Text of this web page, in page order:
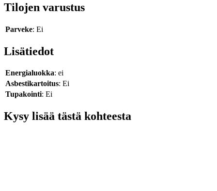
Tilojen varustus
Parveke: Ei
Lisätiedot
Energialuokka: ei
Asbestikartoitus: Ei
Tupakointi: Ei
Kysy lisää tästä kohteesta